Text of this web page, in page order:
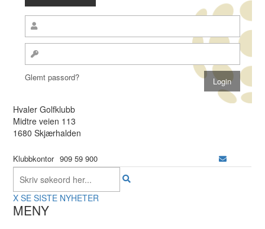
Glemt passord?
Hvaler Golfklubb
Midtre veien 113
1680 Skjærhalden
Klubbkontor 909 59 900
X SE SISTE NYHETER
MENY